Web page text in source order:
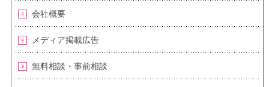
会社概要
メディア掲載広告
無料相談・事前相談